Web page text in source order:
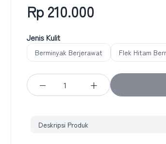
Rp 210.000
Jenis Kulit
Berminyak Berjerawat Flek Hitam
− +
Deskripsi Produk